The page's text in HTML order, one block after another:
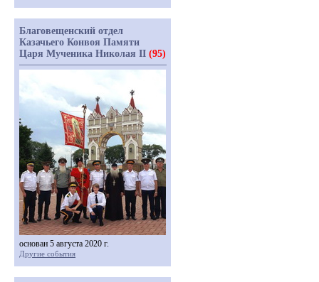
Благовещенский отдел
Казачьего Конвоя Памяти
Царя Мученика Николая II (95)
основан 5 августа 2020 г.
Другие события